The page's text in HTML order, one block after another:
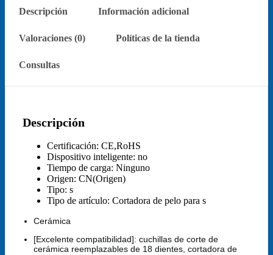
unidades
Descripción Información adicional
Valoraciones (0) Políticas de la tienda
Consultas
Descripción
Certificación: CE,RoHS
Dispositivo inteligente: no
Tiempo de carga: Ninguno
Origen: CN(Origen)
Tipo: s
Tipo de artículo: Cortadora de pelo para s
Cerámica
[Excelente compatibilidad]: cuchillas de corte de
cerámica reemplazables de 18 dientes, cortadora de